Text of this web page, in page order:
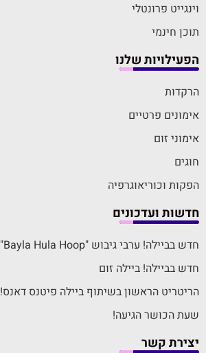
וינגייט פרונטלי
תוכן חינמי
הפעילויות שלנו
הרקדות
אימונים פרטיים
אימוני זום
חוגים
הפקות וכוריאוגרפיה
חדשות ועדכונים
חדש בביילה! ערבי גיבוש "Bayla Hula Hoop"
חדש בביילה! ביילה זום
הריטריט הראשון בשיתוף ביילה פיטנס דאנס!
שעת הכושר הגיעה!
יצירת קשר